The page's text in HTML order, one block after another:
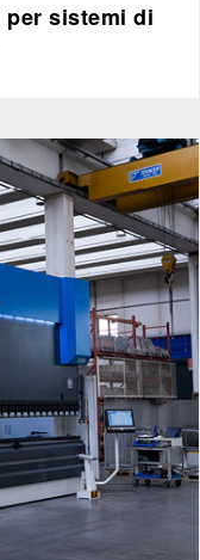
per sistemi di